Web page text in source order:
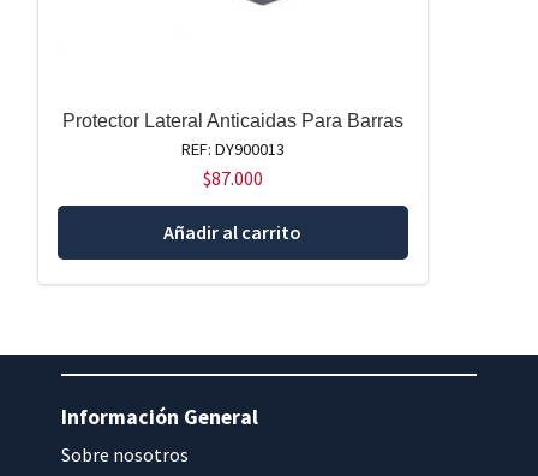
Protector Lateral Anticaidas Para Barras
REF: DY900013
$87.000
Añadir al carrito
Información General
Sobre nosotros